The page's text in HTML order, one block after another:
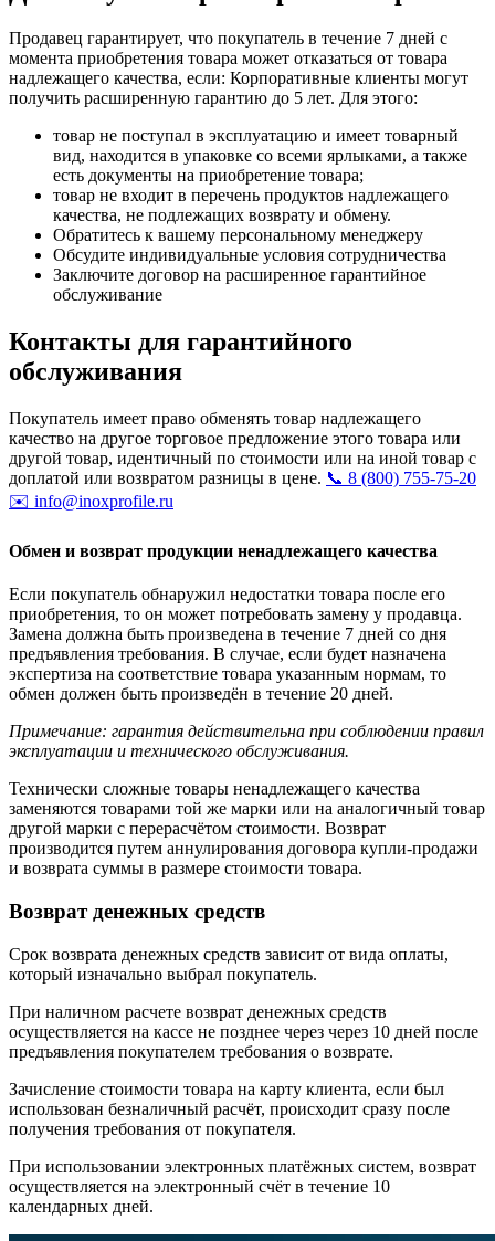
Продавец гарантирует, что покупатель в течение 7 дней с
момента приобретения товара может отказаться от товара
надлежащего качества, если: Корпоративные клиенты могут
получить расширенную гарантию до 5 лет. Для этого:
товар не поступал в эксплуатацию и имеет товарный
вид, находится в упаковке со всеми ярлыками, а также
есть документы на приобретение товара;
товар не входит в перечень продуктов надлежащего
качества, не подлежащих возврату и обмену.
Обратитесь к вашему персональному менеджеру
Обсудите индивидуальные условия сотрудничества
Заключите договор на расширенное гарантийное
обслуживание
Контакты для гарантийного
обслуживания
Покупатель имеет право обменять товар надлежащего
качество на другое торговое предложение этого товара или
другой товар, идентичный по стоимости или на иной товар с
доплатой или возвратом разницы в цене. 📞 8 (800) 755-75-20
✉️ info@inoxprofile.ru
Обмен и возврат продукции ненадлежащего качества
Если покупатель обнаружил недостатки товара после его
приобретения, то он может потребовать замену у продавца.
Замена должна быть произведена в течение 7 дней со дня
предъявления требования. В случае, если будет назначена
экспертиза на соответствие товара указанным нормам, то
обмен должен быть произведён в течение 20 дней.
Примечание: гарантия действительна при соблюдении правил
эксплуатации и технического обслуживания.
Технически сложные товары ненадлежащего качества
заменяются товарами той же марки или на аналогичный товар
другой марки с перерасчётом стоимости. Возврат
производится путем аннулирования договора купли-продажи
и возврата суммы в размере стоимости товара.
Возврат денежных средств
Срок возврата денежных средств зависит от вида оплаты,
который изначально выбрал покупатель.
При наличном расчете возврат денежных средств
осуществляется на кассе не позднее через через 10 дней после
предъявления покупателем требования о возврате.
Зачисление стоимости товара на карту клиента, если был
использован безналичный расчёт, происходит сразу после
получения требования от покупателя.
При использовании электронных платёжных систем, возврат
осуществляется на электронный счёт в течение 10
календарных дней.